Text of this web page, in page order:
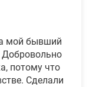
мой бывший
потому что
Сделали